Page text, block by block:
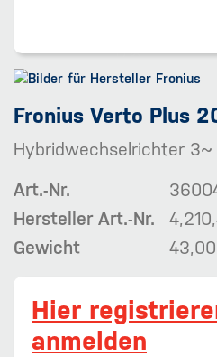
Fronius Verto Plus
Hybridwechselrichter 3~
Art.-Nr.
Hersteller Art.-Nr.
Gewicht
Hier
anmelden